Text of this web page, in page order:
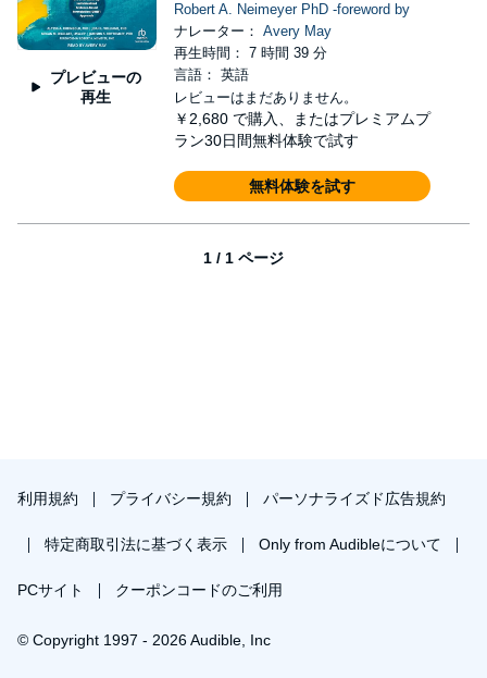
プレビューの
再生
Robert A. Neimeyer PhD -foreword by
ナレーター： Avery May
再生時間： 7 時間 39 分
言語： 英語
レビューはまだありません。
￥2,680 で購入、またはプレミアムプ
ラン30日間無料体験で試す
無料体験を試す
1 / 1 ページ
利用規約 プライバシー規約 パーソナライズド広告規約
特定商取引法に基づく表示 Only from Audibleについて
PCサイト クーポンコードのご利用
© Copyright 1997 - 2026 Audible, Inc